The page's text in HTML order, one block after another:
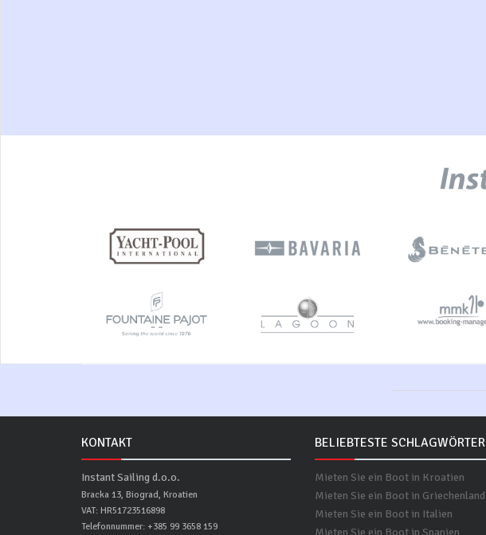
KONTAKT
Instant Sailing d.o.o.
Bracka 13, Biograd, Kroatien
VAT: HR51723516898
Telefonnummer: +385 99 3658 159
BELIEBTESTE SCHLAGWÖRTER
Mieten Sie ein Boot in Kroatien
Mieten Sie ein Boot in Griechenland
Mieten Sie ein Boot in Italien
Mieten Sie ein Boot in Spanien